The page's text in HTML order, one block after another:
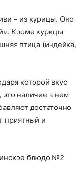
– из курицы. Оно
Кроме курицы
птица (индейка,
которой вкус
это наличие в нем
достаточно
приятный и